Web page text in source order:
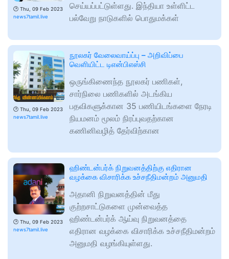
🕑 Thu, 09 Feb 2023
news7tamil.live
செய்யப்பட்டுள்ளது. இந்தியா உள்ளிட்ட
பல்வேறு நாடுகளில் பொதுமக்கள்
🕑 Thu, 09 Feb 2023
news7tamil.live
நூலகர் வேலைவாய்ப்பு – அறிவிப்பை
வெளியிட்ட டிஎன்பிஎஸ்சி
ஒருங்கிணைந்த நூலகர் பணிகள்,
சார்நிலை பணிகளில் அடங்கிய
பதவிகளுக்கான 35 பணியிடங்களை நேரடி
நியமனம் மூலம் நிரப்புவதற்கான
கணினிவழித் தேர்விற்கான
🕑 Thu, 09 Feb 2023
news7tamil.live
ஹிண்டன்பர்க் நிறுவனத்திற்கு எதிரான
வழக்கை விசாரிக்க உச்சநீதிமன்றம் அனுமதி
அதானி நிறுவனத்தின் மீது
குற்றசாட்டுகளை முன்வைத்த
ஹிண்டன்பர்க் ஆய்வு நிறுவனத்தை
எதிரான வழக்கை விசாரிக்க உச்சநீதிமன்றம்
அனுமதி வழங்கியுள்ளது.